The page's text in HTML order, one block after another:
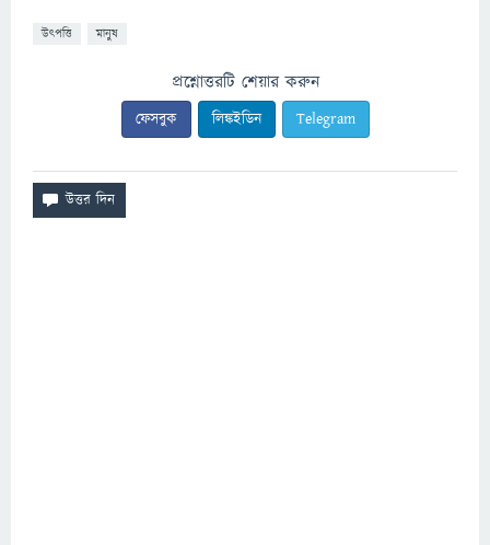
উৎপত্তি মানুষ
প্রশ্নোত্তরটি শেয়ার করুন
ফেসবুক লিঙ্কইডিন Telegram